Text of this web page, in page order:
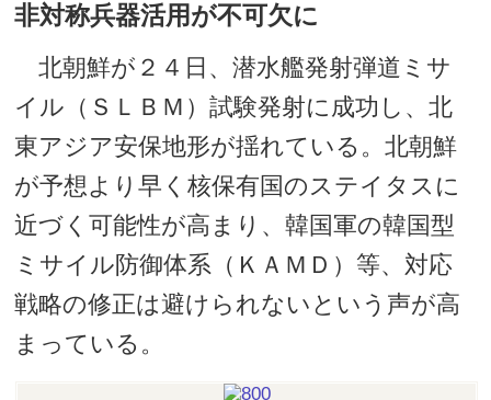
非対称兵器活用が不可欠に
北朝鮮が２４日、潜水艦発射弾道ミサ
イル（ＳＬＢＭ）試験発射に成功し、北
東アジア安保地形が揺れている。北朝鮮
が予想より早く核保有国のステイタスに
近づく可能性が高まり、韓国軍の韓国型
ミサイル防御体系（ＫＡＭＤ）等、対応
戦略の修正は避けられないという声が高
まっている。